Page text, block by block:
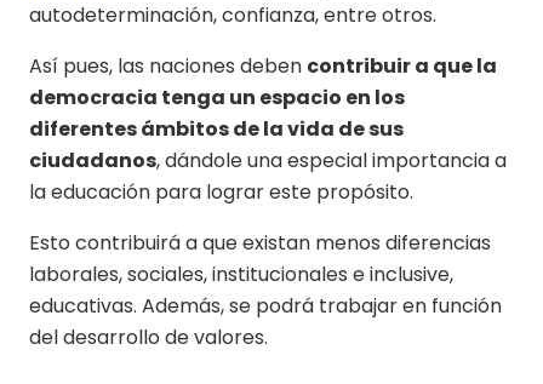
autodeterminación, confianza, entre otros.
Así pues, las naciones deben contribuir a que la
democracia tenga un espacio en los
diferentes ámbitos de la vida de sus
ciudadanos, dándole una especial importancia a
la educación para lograr este propósito.
Esto contribuirá a que existan menos diferencias
laborales, sociales, institucionales e inclusive,
educativas. Además, se podrá trabajar en función
del desarrollo de valores.